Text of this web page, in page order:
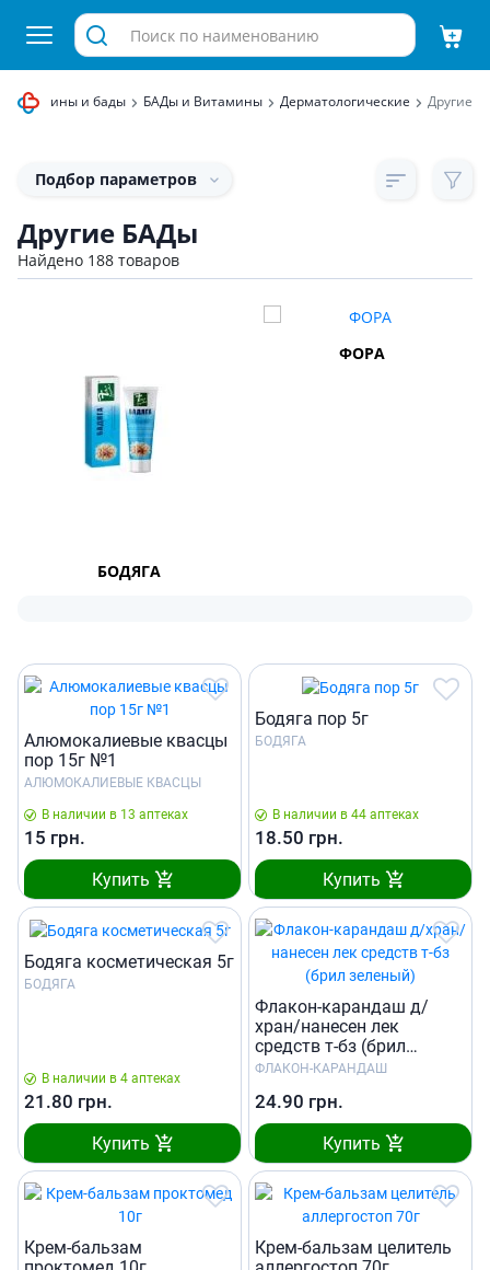
Витамины и бады БАДы и Витамины Дерматологические Другие
Подбор параметров
Другие БАДы
Найдено 188 товаров
БОДЯГА
ФОРА
Алюмокалиевые квасцы
пор 15г №1
АЛЮМОКАЛИЕВЫЕ КВАСЦЫ
В наличии в 13 аптеках
15 грн.
Купить
Бодяга пор 5г
БОДЯГА
В наличии в 44 аптеках
18.50 грн.
Купить
Бодяга косметическая 5г
БОДЯГА
В наличии в 4 аптеках
21.80 грн.
Купить
Флакон-карандаш д/
хран/нанесен лек
средств т-бз (брил
зеленый)
ФЛАКОН-КАРАНДАШ
24.90 грн.
Купить
Крем-бальзам
Крем-бальзам целитель